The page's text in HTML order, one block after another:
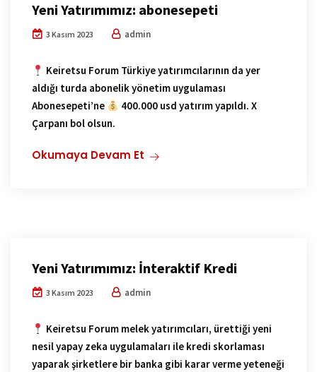
Yeni Yatırımımız: abonesepeti
3 Kasım 2023 admin
Keiretsu Forum Türkiye yatırımcılarının da yer
aldığı turda abonelik yönetim uygulaması
Abonesepeti’ne
400.000 usd yatırım yapıldı. X
Çarpanı bol olsun.
Okumaya Devam Et
Yeni Yatırımımız: İnteraktif Kredi
3 Kasım 2023 admin
Keiretsu Forum melek yatırımcıları, ürettiği yeni
nesil yapay zeka uygulamaları ile kredi skorlaması
yaparak şirketlere bir banka gibi karar verme yeteneği